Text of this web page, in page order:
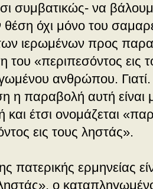
συμβατικώς- να
όχι μόνο του
ιερωμένων προς
του «περιπεσόντος εις
ανθρώπου.
η παραβολή αυτή είναι
και έτσι ονομάζεται
εις τους ληστάς».
πατερικής ερμηνείας
ληστάς», ο